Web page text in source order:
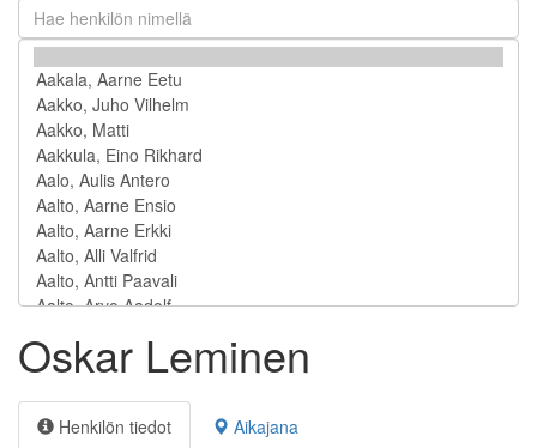
Oskar Leminen
Henkilön tiedot Aikajana